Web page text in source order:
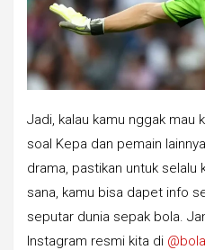
Jadi, kalau kamu nggak mau
soal Kepa dan pemain
drama, pastikan untuk selalu
sana, kamu bisa dapet info
seputar dunia sepak bola.
Instagram resmi kita di